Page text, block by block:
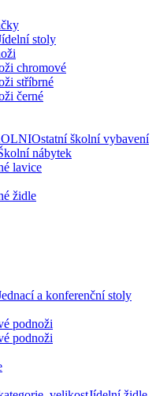
stoly
chromové
stříbrné
černé
Ostatní školní vybavení
nábytek
lavice
židle
a konferenční stoly
podnoži
podnoži